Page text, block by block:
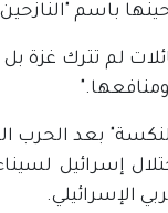
باسم
لم تترك غزة
بعد الحرب
احتلال إسرائيل
الإسرائيلي.